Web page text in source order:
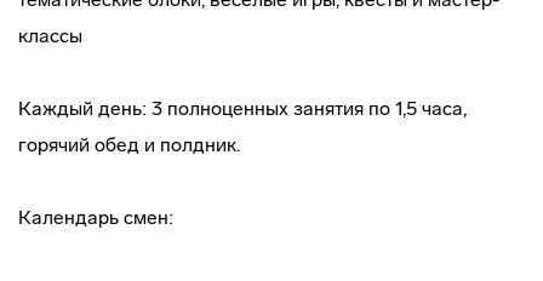
классы
Каждый день: 3 полноценных занятия по 1,5 часа,
горячий обед и полдник.
Календарь смен: